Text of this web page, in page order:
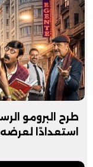
طرح البرومو
استعدادًا لعرضه يوم 8